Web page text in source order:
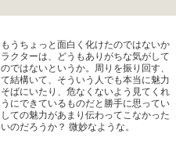
うちょっと面白く化けたのではないか
クターは、どうもありがちな気がして
ではないというか。周りを振り回す、
結構いて、そういう人でも本当に魅力
ばにいたり、危なくないよう見てくれ
にできているものだと勝手に思ってい
ての魅力があまり伝わってこなかった
のだろうか？ 微妙なような。